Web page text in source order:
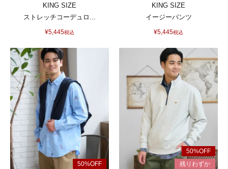
KING SIZE
ストレッチコーデュロ...
¥5,445税込
KING SIZE
イージーパンツ
¥5,445税込